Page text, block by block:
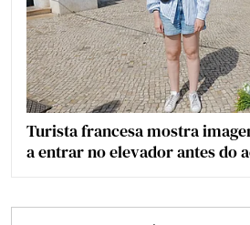
Turista francesa mostra
a entrar no elevador antes do